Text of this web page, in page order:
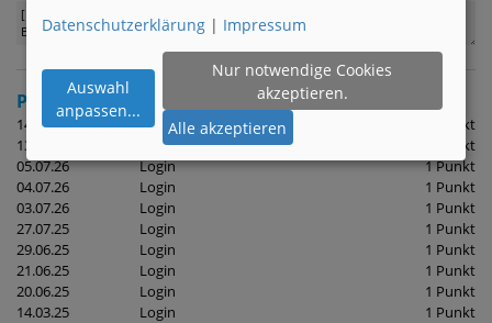
Punktehistorie
(die letzten 10 Aktionen)
14.07.26
Login
1 Punkt
13.07.26
Login
1 Punkt
05.07.26
Login
1 Punkt
04.07.26
Login
1 Punkt
03.07.26
Login
1 Punkt
27.07.25
Login
1 Punkt
29.06.25
Login
1 Punkt
21.06.25
Login
1 Punkt
20.06.25
Login
1 Punkt
14.03.25
Login 1 Punkt
Datenschutzerklärung | Impressum
Auswahl
anpassen...
Nur notwendige Cookies
akzeptieren.
Alle akzeptieren